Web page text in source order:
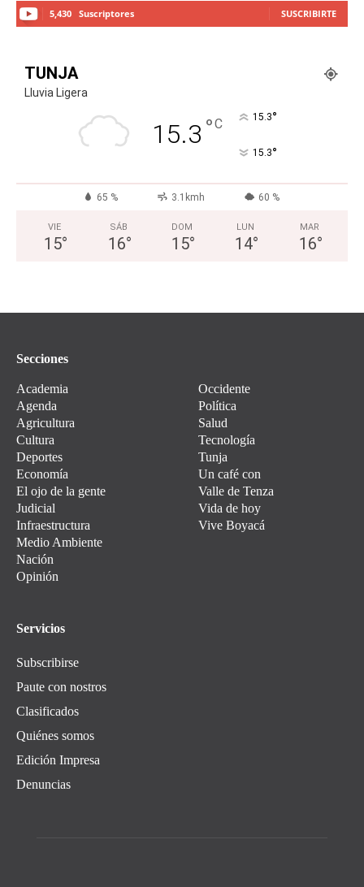
5,430 Suscriptores SUSCRIBIRTE
TUNJA
Lluvia Ligera
15.3 °C 15.3°
15.3°
65 % 3.1kmh 60 %
VIE
15°
SÁB
16°
DOM
15°
LUN
14°
MAR
16°
Secciones
Academia
Agenda
Agricultura
Cultura
Deportes
Economía
El ojo de la gente
Judicial
Infraestructura
Medio Ambiente
Nación
Opinión
Occidente
Política
Salud
Tecnología
Tunja
Un café con
Valle de Tenza
Vida de hoy
Vive Boyacá
Servicios
Subscribirse
Paute con nostros
Clasificados
Quiénes somos
Edición Impresa
Denuncias